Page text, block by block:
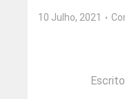
10 Julho, 2021